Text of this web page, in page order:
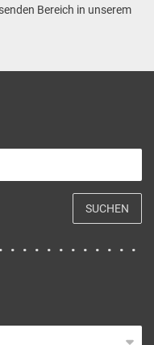
Bereich in unserem
SUCHEN